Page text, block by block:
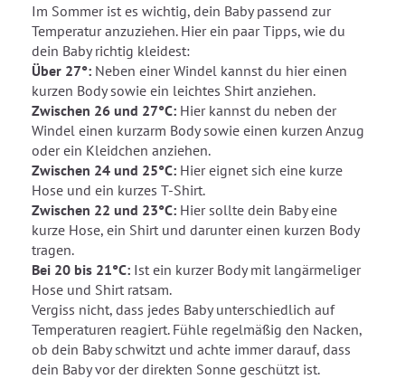
Im Sommer ist es wichtig, dein Baby passend zur
Temperatur anzuziehen. Hier ein paar Tipps, wie du
dein Baby richtig kleidest:
Über 27°: Neben einer Windel kannst du hier einen
kurzen Body sowie ein leichtes Shirt anziehen.
Zwischen 26 und 27°C: Hier kannst du neben der
Windel einen kurzarm Body sowie einen kurzen Anzug
oder ein Kleidchen anziehen.
Zwischen 24 und 25°C: Hier eignet sich eine kurze
Hose und ein kurzes T-Shirt.
Zwischen 22 und 23°C: Hier sollte dein Baby eine
kurze Hose, ein Shirt und darunter einen kurzen Body
tragen.
Bei 20 bis 21°C: Ist ein kurzer Body mit langärmeliger
Hose und Shirt ratsam.
Vergiss nicht, dass jedes Baby unterschiedlich auf
Temperaturen reagiert. Fühle regelmäßig den Nacken,
ob dein Baby schwitzt und achte immer darauf, dass
dein Baby vor der direkten Sonne geschützt ist.